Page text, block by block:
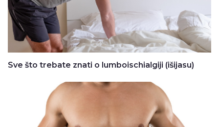
Sve što trebate znati o lumboischialgiji (išijasu)